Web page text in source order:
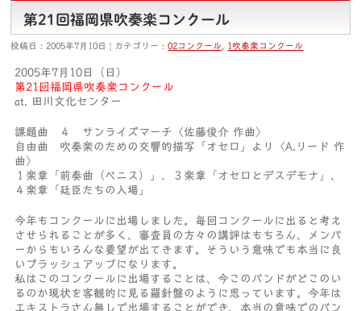
第21回福岡県吹奏楽コンクール
投稿日 : 2005年7月10日 | カテゴリー :02コンクール 1吹奏楽コンクール
2005年7月10日（日）
第21回福岡県吹奏楽コンクール
at. 田川文化センター
課題曲 ４ サンライズマーチ〈佐藤俊介 作曲〉
自由曲 吹奏楽のための交響的描写「オセロ」より〈A.リード 作
曲〉
１楽章「前奏曲（ベニス）」、３楽章「オセロとデスデモナ」、
４楽章「廷臣たちの入場」
今年もコンクールに出場しました。毎回コンクールに出ると考え
させられることが多く、審査員の方々の講評はもちろん、メンバ
ーからもいろんな要望が出てきます。そういう意味でも本当に良
いブラッシュアップになります。
私はこのコンクールに出場することは、今このバンドがどこのい
るのか現状を客観的に見る羅針盤のように思っています。今年は
エキストラさん無しで出場することができ、本当の意味でのバン